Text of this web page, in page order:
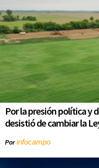
Por la presión política y
desistió de cambiar la
Porinfocampo